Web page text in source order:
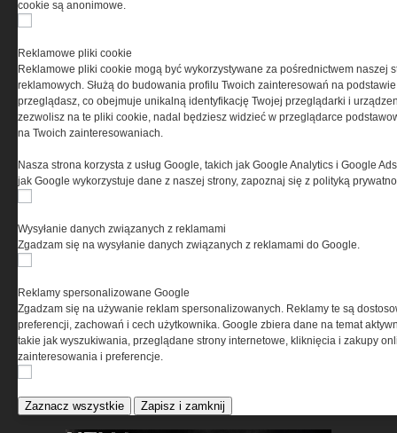
UZBROJENIE
Pasywna osłona antydronowa
w ochronie infrastruktury
MSBS GROT C14 A3 –
ewolucja doświadczeń. Jak
karabinek
cookie są anonimowe.
Reklamowe pliki cookie
Reklamowe pliki cookie mogą być wykorzystywane za pośrednictwem naszej
reklamowych. Służą do budowania profilu Twoich zainteresowań na
przeglądasz, co obejmuje unikalną identyfikację Twojej przeglądarki i
zezwolisz na te pliki cookie, nadal będziesz widzieć w przeglądarce
na Twoich zainteresowaniach.
Nasza strona korzysta z usług Google, takich jak Google Analytics i Google
jak Google wykorzystuje dane z naszej strony, zapoznaj się z polityką
Wysyłanie danych związanych z reklamami
Zgadzam się na wysyłanie danych związanych z reklamami do Google.
Reklamy spersonalizowane Google
Zgadzam się na używanie reklam spersonalizowanych. Reklamy te są
preferencji, zachowań i cech użytkownika. Google zbiera dane na temat
takie jak wyszukiwania, przeglądane strony internetowe, kliknięcia i zakupy
zainteresowania i preferencje.
Zaznacz wszystkie Zapisz i zamknij